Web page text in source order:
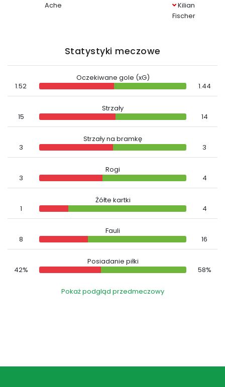
Ache
Kilian
Fischer
Statystyki meczowe
1.52
Oczekiwane gole (xG)
1.44
15
Strzały
14
3
Strzały na bramkę
3
3
Rogi
4
1
Żółte kartki
4
8
Fauli
16
42%
Posiadanie piłki
58%
Pokaż podgląd przedmeczowy